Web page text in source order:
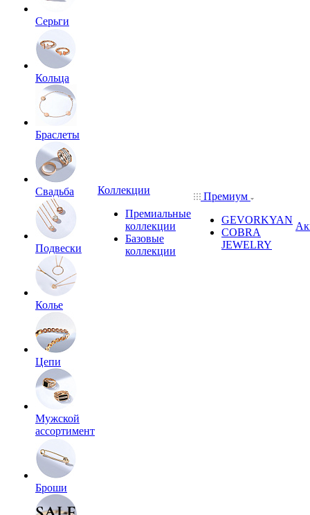
Серьги
Кольца
Браслеты
Свадьба
Подвески
Колье
Цепи
Мужской
ассортимент
Броши
Коллекции
Премиальные
коллекции
Базовые
коллекции
Премиум
GEVORKYAN
COBRA
JEWELRY